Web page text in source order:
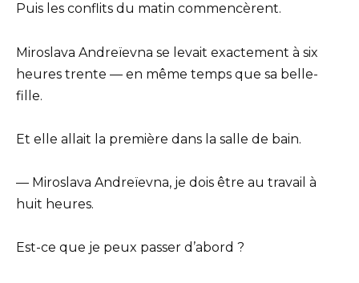
Puis les conflits du matin commencèrent.
Miroslava Andreïevna se levait exactement à six
heures trente — en même temps que sa belle-
fille.
Et elle allait la première dans la salle de bain.
— Miroslava Andreïevna, je dois être au travail à
huit heures.
Est-ce que je peux passer d’abord ?